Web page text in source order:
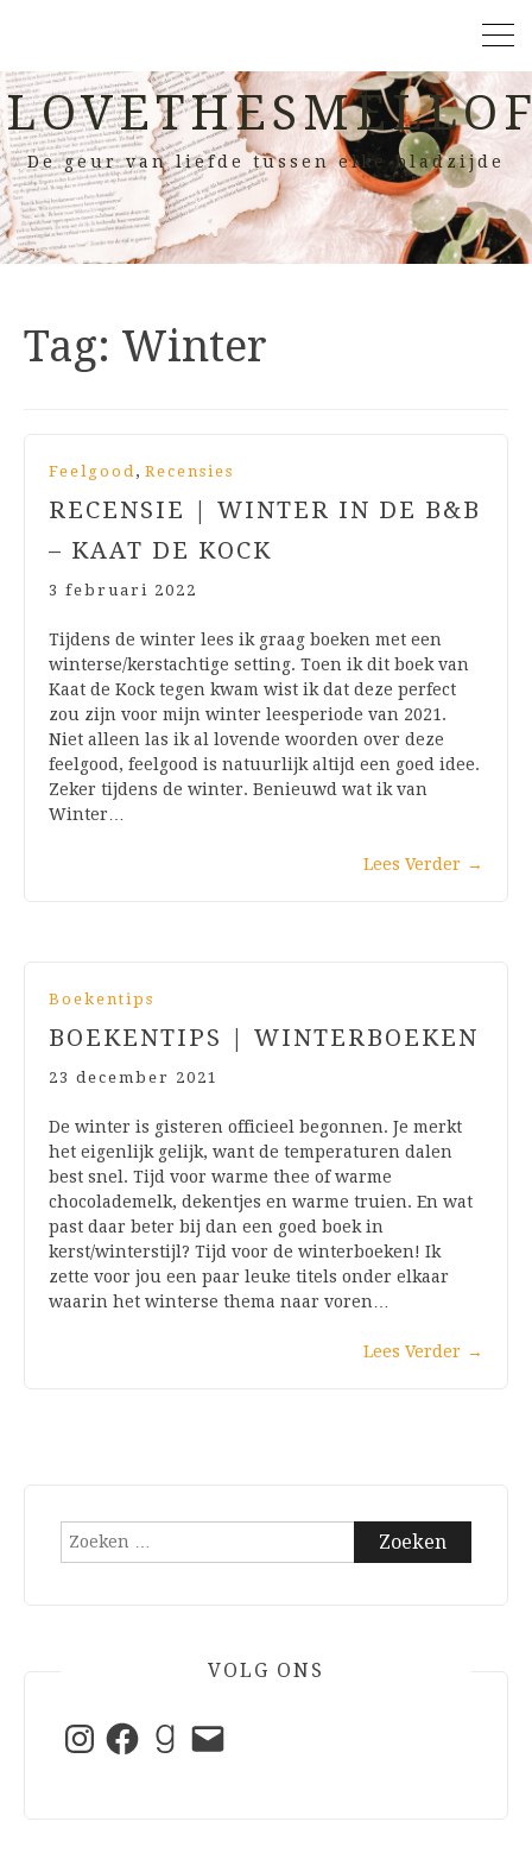
De geur van liefde tussen elke bladzijde
Tag: Winter
Feelgood, Recensies
RECENSIE | WINTER IN DE B&B
– KAAT DE KOCK
3 februari 2022
Tijdens de winter lees ik graag boeken met een
winterse/kerstachtige setting. Toen ik dit boek van
Kaat de Kock tegen kwam wist ik dat deze perfect
zou zijn voor mijn winter leesperiode van 2021.
Niet alleen las ik al lovende woorden over deze
feelgood, feelgood is natuurlijk altijd een goed idee.
Zeker tijdens de winter. Benieuwd wat ik van
Winter…
Lees Verder →
Boekentips
BOEKENTIPS | WINTERBOEKEN
23 december 2021
De winter is gisteren officieel begonnen. Je merkt
het eigenlijk gelijk, want de temperaturen dalen
best snel. Tijd voor warme thee of warme
chocolademelk, dekentjes en warme truien. En wat
past daar beter bij dan een goed boek in
kerst/winterstijl? Tijd voor de winterboeken! Ik
zette voor jou een paar leuke titels onder elkaar
waarin het winterse thema naar voren…
Lees Verder →
Zoeken
VOLG ONS
InstagramFacebookGoodreads
E-
mail